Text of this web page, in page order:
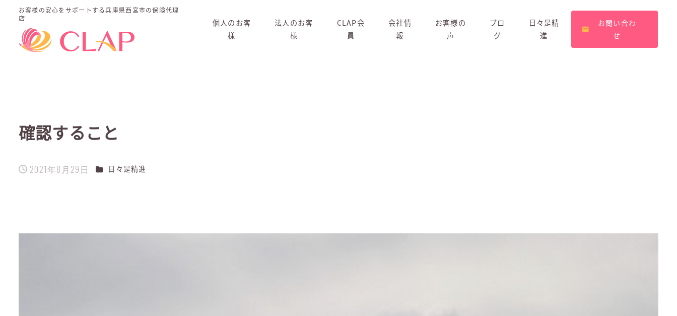
お客様の安心をサポートする兵庫県西宮市の保険代理
店
個人のお客
様
法人のお客
様
CLAP会
員
会社情
報
お客様の
声
ブロ
グ
日々是精
進
お問い合わ
せ
確認すること
投稿日
2021年8月29日 カテゴリー
日々是精進